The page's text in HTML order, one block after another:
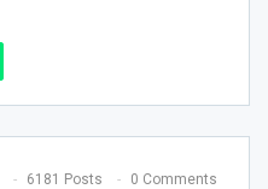
6181 Posts 0 Comments